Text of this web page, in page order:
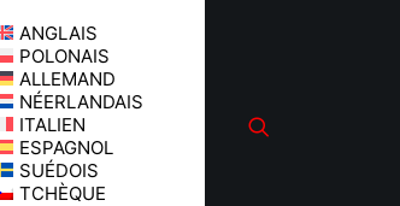
ANGLAIS
POLONAIS
ALLEMAND
NÉERLANDAIS
ITALIEN
ESPAGNOL
SUÉDOIS
TCHÈQUE